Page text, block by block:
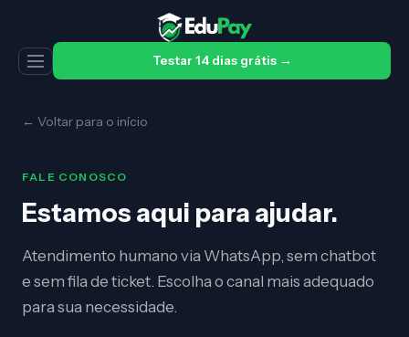
Testar 14 dias grátis →
← Voltar para o início
FALE CONOSCO
Estamos aqui para ajudar.
Atendimento humano via WhatsApp, sem chatbot
e sem fila de ticket. Escolha o canal mais adequado
para sua necessidade.